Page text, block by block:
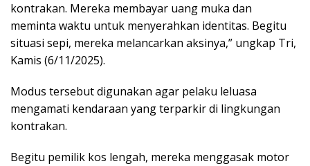
kontrakan. Mereka membayar uang muka dan
meminta waktu untuk menyerahkan identitas. Begitu
situasi sepi, mereka melancarkan aksinya,” ungkap Tri,
Kamis (6/11/2025).
Modus tersebut digunakan agar pelaku leluasa
mengamati kendaraan yang terparkir di lingkungan
kontrakan.
Begitu pemilik kos lengah, mereka menggasak motor